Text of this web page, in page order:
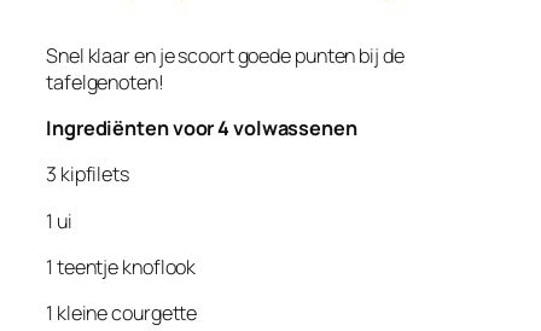
Snel klaar en je scoort goede punten bij de
tafelgenoten!
Ingrediënten voor 4 volwassenen
3 kipfilets
1 ui
1 teentje knoflook
1 kleine courgette